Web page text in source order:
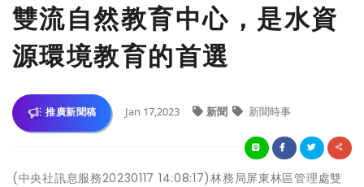
雙流自然教育中心，是水資
源環境教育的首選
推廣新聞稿 Jan 17,2023 新聞 新聞時事
(中央社訊息服務20230117 14:08:17)林務局屏東林區管理處雙